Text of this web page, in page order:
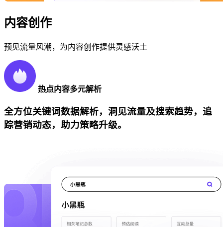
内容创作
预见流量风潮，为内容创作提供灵感沃土
热点内容多元解析
全方位关键词数据解析，洞见流量及搜索趋势，追
踪营销动态，助力策略升级。